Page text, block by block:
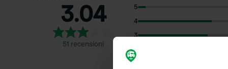
3.04
51 recensioni
5
4
3
2
1